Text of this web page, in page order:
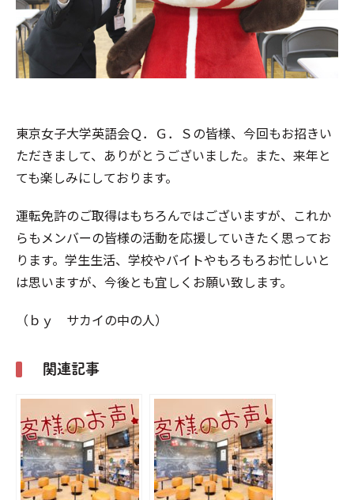
東京女子大学英語会Ｑ．Ｇ．Ｓの皆様、今回もお招きい
ただきまして、ありがとうございました。また、来年と
ても楽しみにしております。
運転免許のご取得はもちろんではございますが、これか
らもメンバーの皆様の活動を応援していきたく思ってお
ります。学生生活、学校やバイトやもろもろお忙しいと
は思いますが、今後とも宜しくお願い致します。
（ｂｙ サカイの中の人）
関連記事